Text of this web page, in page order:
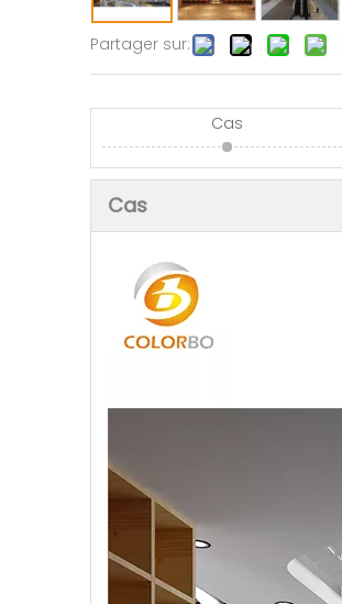
Partager sur:
Cas
Cas